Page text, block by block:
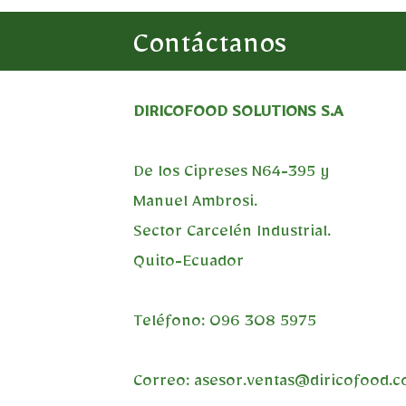
Contáctanos
DIRICOFOOD SOLUTIONS S.A
De los Cipreses N64-395 y
Manuel Ambrosi.
Sector Carcelén Industrial.
Quito-Ecuador
Teléfono: 096 308 5975
Correo: